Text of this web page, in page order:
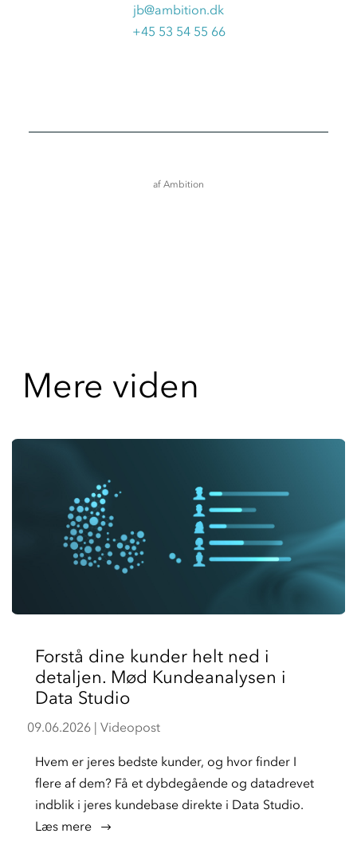
jb@ambition.dk
+45 53 54 55 66
af Ambition
Mere viden
Forstå dine kunder helt ned i
detaljen. Mød Kundeanalysen i
Data Studio
09.06.2026 | Videopost
Hvem er jeres bedste kunder, og hvor finder I
flere af dem? Få et dybdegående og datadrevet
indblik i jeres kundebase direkte i Data Studio.
læs mere